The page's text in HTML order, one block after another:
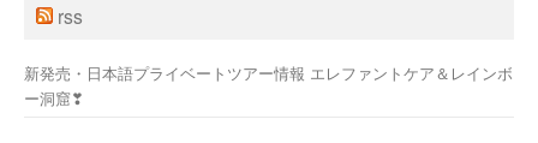
rss
新発売・日本語プライベートツアー情報 エレファントケア＆レインボ
ー洞窟❣